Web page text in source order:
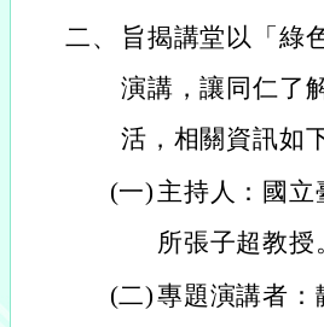
二、
旨揭講堂以「綠
演講，讓同仁了
活，相關資訊如
(一) 主持人：國
所張子超教授
(二)專題演講者：